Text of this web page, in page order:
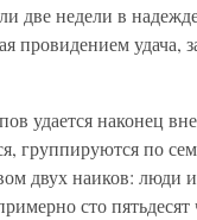
две недели в
провидением удача,
удается наконец
группируются по
двух наиков: люди
сто